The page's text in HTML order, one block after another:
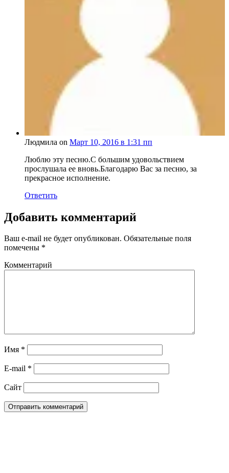
Людмила on Март 10, 2016 в 1:31 пп
Люблю эту песню.С большим удовольствием
прослушала ее вновь.Благодарю Вас за песню, за
прекрасное исполнение.
Ответить
Добавить комментарий
Ваш e-mail не будет опубликован. Обязательные поля
помечены *
Комментарий
Имя *
E-mail *
Сайт